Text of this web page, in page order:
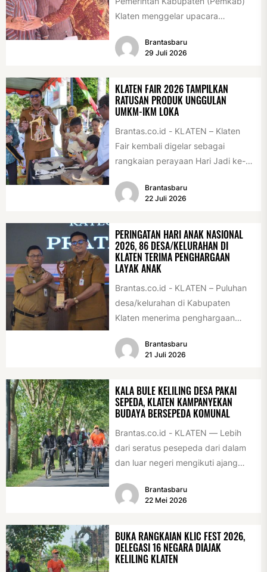
Klaten menggelar upacara
di Alun-alun Klaten, Selasa
Brantasbaru
29 Juli 2026
KLATEN FAIR 2026 TAMPILKAN
RATUSAN PRODUK UNGGULAN
UMKM-IKM LOKA
Brantas.co.id - KLATEN – Klaten
Fair kembali digelar sebagai
rangkaian perayaan Hari Jadi ke-
Acara ini digelar...
Brantasbaru
22 Juli 2026
PERINGATAN HARI ANAK NASIONAL
2026, 86 DESA/KELURAHAN DI
KLATEN TERIMA PENGHARGAAN
LAYAK ANAK
Brantas.co.id - KLATEN – Puluhan
desa/kelurahan di Kabupaten
Klaten menerima penghargaan
2026. Penghargaan tersebut
Brantasbaru
21 Juli 2026
KALA BULE KELILING DESA PAKAI
SEPEDA, KLATEN KAMPANYEKAN
BUDAYA BERSEPEDA KOMUNAL
Brantas.co.id - KLATEN — Lebih
dari seratus pesepeda dari dalam
dan luar negeri mengikuti ajang
Association Rally...
Brantasbaru
22 Mei 2026
BUKA RANGKAIAN KLIC FEST 2026,
DELEGASI 16 NEGARA DIAJAK
KELILING KLATEN